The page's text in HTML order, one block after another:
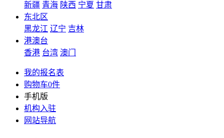
新疆 青海 陕西 宁夏 甘肃
东北区
黑龙江 辽宁 吉林
港澳台
香港 台湾 澳门
我的报名表
购物车0件
手机版
机构入驻
网站导航